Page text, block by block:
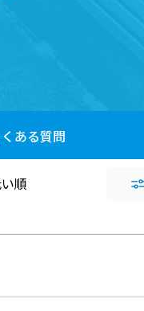
ある質問
順